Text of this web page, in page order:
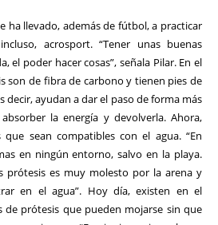
ha llevado, además de fútbol, a practicar
acrosport. “Tener unas buenas
el poder hacer cosas”, señala Pilar. En el
son de fibra de carbono y tienen pies de
decir, ayudan a dar el paso de forma más
la energía y devolverla. Ahora,
sean compatibles con el agua. “En
en ningún entorno, salvo en la playa.
prótesis es muy molesto por la arena y
en el agua”. Hoy día, existen en el
de prótesis que pueden mojarse sin que